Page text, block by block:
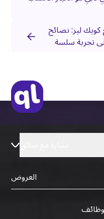
ليز: نصائح
تجربة سلسة
العروض